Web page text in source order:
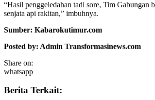
“Hasil penggeledahan tadi sore, Tim Gabungan
senjata api rakitan,” imbuhnya.
Sumber: Kabarokutimur.com
Posted by: Admin Transformasinews.com
Share on:
whatsapp
Berita Terkait: